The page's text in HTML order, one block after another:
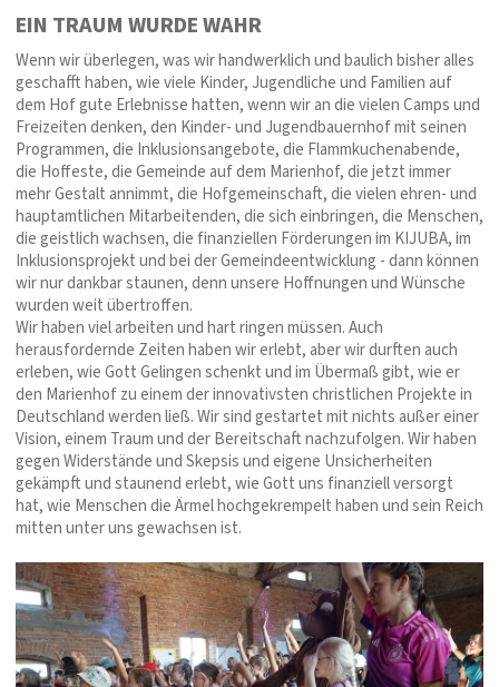
EIN TRAUM WURDE WAHR
Wenn wir überlegen, was wir handwerklich und baulich bisher alles
geschafft haben, wie viele Kinder, Jugendliche und Familien auf
dem Hof gute Erlebnisse hatten, wenn wir an die vielen Camps und
Freizeiten denken, den Kinder- und Jugendbauernhof mit seinen
Programmen, die Inklusionsangebote, die Flammkuchenabende,
die Hoffeste, die Gemeinde auf dem Marienhof, die jetzt immer
mehr Gestalt annimmt, die Hofgemeinschaft, die vielen ehren- und
hauptamtlichen Mitarbeitenden, die sich einbringen, die Menschen,
die geistlich wachsen, die finanziellen Förderungen im KIJUBA, im
Inklusionsprojekt und bei der Gemeindeentwicklung - dann können
wir nur dankbar staunen, denn unsere Hoffnungen und Wünsche
wurden weit übertroffen.
Wir haben viel arbeiten und hart ringen müssen. Auch
herausfordernde Zeiten haben wir erlebt, aber wir durften auch
erleben, wie Gott Gelingen schenkt und im Übermaß gibt, wie er
den Marienhof zu einem der innovativsten christlichen Projekte in
Deutschland werden ließ. Wir sind gestartet mit nichts außer einer
Vision, einem Traum und der Bereitschaft nachzufolgen. Wir haben
gegen Widerstände und Skepsis und eigene Unsicherheiten
gekämpft und staunend erlebt, wie Gott uns finanziell versorgt
hat, wie Menschen die Ärmel hochgekrempelt haben und sein Reich
mitten unter uns gewachsen ist.